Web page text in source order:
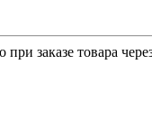
заказе товара